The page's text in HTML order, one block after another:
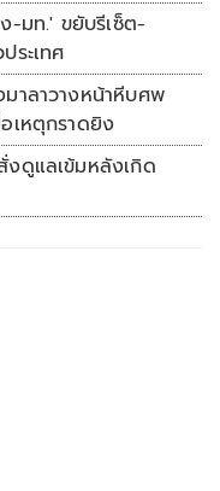
-มท.' ขยับรีเซ็ต-
ระเทศ
มาลาวางหน้าหีบศพ
เหตุกราดยิง
งดูแลเข้มหลังเกิด